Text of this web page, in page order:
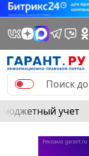
Бюджетный учет